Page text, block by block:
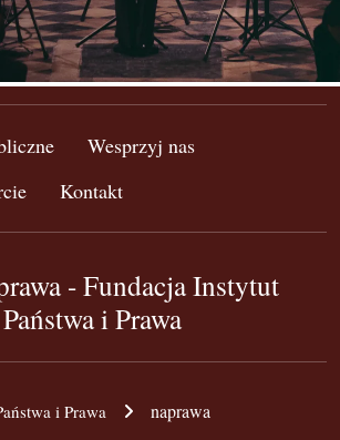
Wesprzyj nas
Kontakt
- Fundacja Instytut
Państwa i Prawa
i Prawa naprawa